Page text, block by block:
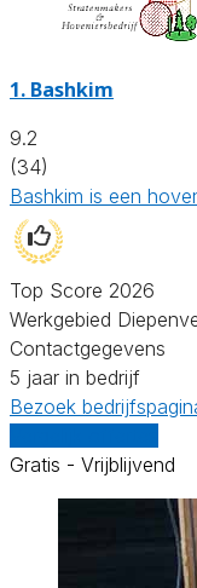
1. Bashkim
9.2
(34)
Bashkim is een
Top Score 2026
Werkgebied
Contactgegevens
5 jaar in bedrijf
Bezoek
Gratis - Vrijblijvend